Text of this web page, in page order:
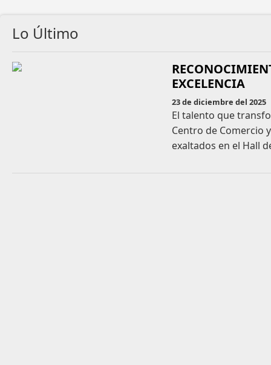
Lo Último
EXCELENCIA
23 de diciembre del 2025
El talento que
Centro de Comercio
exaltados en el Hall